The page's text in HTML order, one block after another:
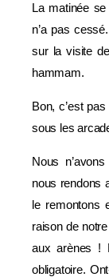
La matinée
n’a pas
sur la visite
hammam.
Bon, c’est
sous les
Nous
nous rendons
le remontons
raison de
aux arènes !
obligatoire.